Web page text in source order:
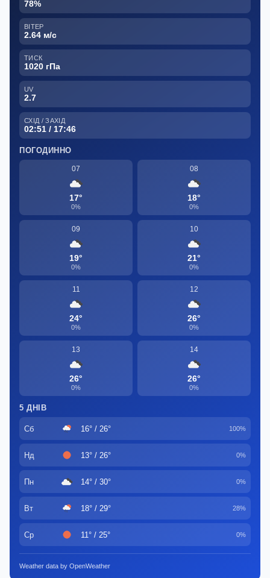
78%
ВІТЕР
2.64 м/с
ТИСК
1020 гПа
UV
2.7
СХІД / ЗАХІД
02:51 / 17:46
ПОГОДИННО
07
17°
0%
08
18°
0%
09
19°
0%
10
21°
0%
11
24°
0%
12
26°
0%
13
26°
0%
14
26°
0%
5 ДНІВ
Сб 16° / 26° 100%
Нд 13° / 26° 0%
Пн 14° / 30° 0%
Вт 18° / 29° 28%
Ср 11° / 25° 0%
Weather data by OpenWeather